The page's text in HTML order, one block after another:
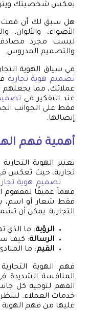
يعكس شخصيتك ويترك
هل سبق لك أن قمت
الأضواء، والألوان،
ليست مجرد
والتصميم المدروس.
في سياق الهوية
تصميم هوية تجارية
عملائك، مما يجعلهم
عند التفكير في
فقط على الجوانب
إيصالها.
أهمية فهم
تعتبر الهوية
تجارية، حيث تعكس
تصميم هوية
فهماً عميقًا لمفهوم
فقط شعار أو اسم،
التجارية. يمكن أن
الرؤية: ما الذي
الرسالة: كيف
القيم: ما
فهم الهوية
المنافسة الشديدة
الفهم لتوجيه كل
خدمات العملاء.
عليها من فهم الهوية